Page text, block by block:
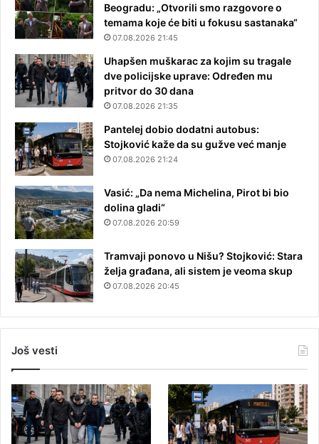
Beogradu: „Otvorili smo razgovore o
temama koje će biti u fokusu sastanaka“
07.08.2026 21:45
Uhapšen muškarac za kojim su tragale
dve policijske uprave: Određen mu
pritvor do 30 dana
07.08.2026 21:35
Pantelej dobio dodatni autobus:
Stojković kaže da su gužve već manje
07.08.2026 21:24
Vasić: „Da nema Michelina, Pirot bi bio
dolina gladi“
07.08.2026 20:59
Tramvaji ponovo u Nišu? Stojković: Stara
želja građana, ali sistem je veoma skup
07.08.2026 20:45
Još vesti